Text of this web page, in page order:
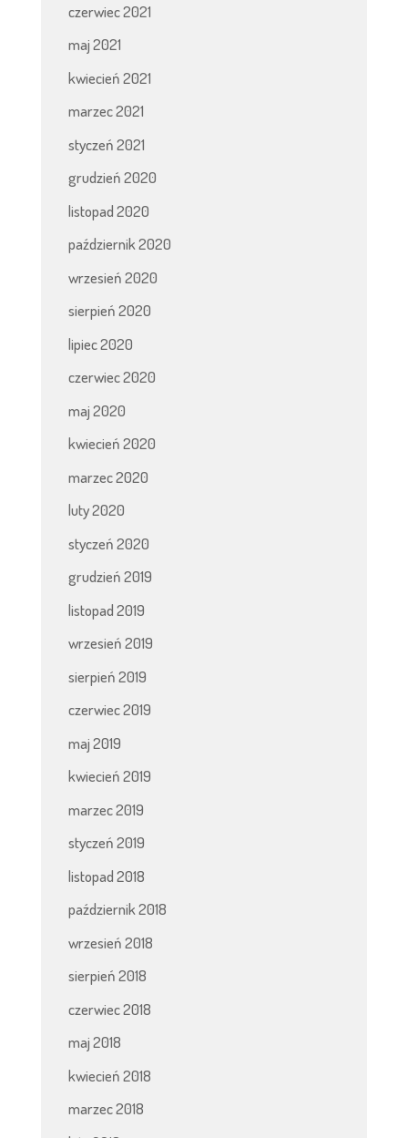
czerwiec 2021
maj 2021
kwiecień 2021
marzec 2021
styczeń 2021
grudzień 2020
listopad 2020
październik 2020
wrzesień 2020
sierpień 2020
lipiec 2020
czerwiec 2020
maj 2020
kwiecień 2020
marzec 2020
luty 2020
styczeń 2020
grudzień 2019
listopad 2019
wrzesień 2019
sierpień 2019
czerwiec 2019
maj 2019
kwiecień 2019
marzec 2019
styczeń 2019
listopad 2018
październik 2018
wrzesień 2018
sierpień 2018
czerwiec 2018
maj 2018
kwiecień 2018
marzec 2018